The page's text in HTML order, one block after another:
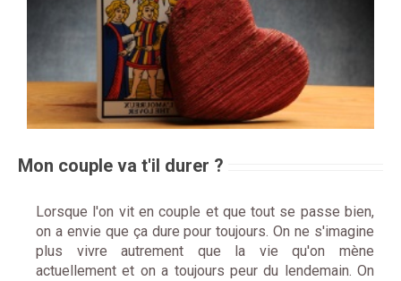
Mon couple va t'il durer ?
Lorsque l'on vit en couple et que tout se passe bien,
on a envie que ça dure pour toujours. On ne s'imagine
plus vivre autrement que la vie qu'on mène
actuellement et on a toujours peur du lendemain. On